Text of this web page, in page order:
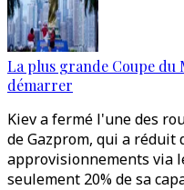
La plus grande Coupe du
démarrer
Kiev a fermé l'une des
de Gazprom, qui a réduit
approvisionnements via
seulement 20% de sa